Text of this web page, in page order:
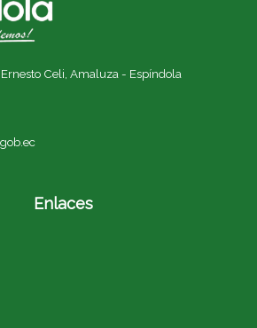
Celi, Amaluza - Espíndola
Enlaces